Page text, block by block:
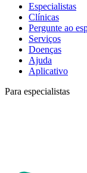
Especialistas
Clínicas
Pergunte ao
Serviços
Doenças
Ajuda
Aplicativo
Para especialistas